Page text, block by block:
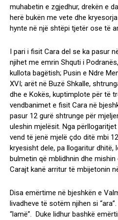
muhabetin e zgjedhur, drekën e
herë bukën me vete dhe
hynte në një shtëpi tjetër ose të
I pari i fisit Cara del se ka pasur
njihet me emrin Shquti i
kullota bagëtish; Pusin e Ndre
XVI; arët në Buzë Shkalle,
dhe e Kokës, kuptimplote për të
vendbanimet e fisit Cara në
pasur 12 gurë shtrunge për
uleshin mjelësit. Nga
vend të jenë mjelë çdo ditë mbi
kryesisht dele, pa llogaritur dhitë,
bulmetin që mblidhnin dhe
Carajt kanë arritur të mbijetonin
Disa emërtime në bjeshkën e
livadheve të sotëm njihen si
“lamë”. Duke lidhur bashkë